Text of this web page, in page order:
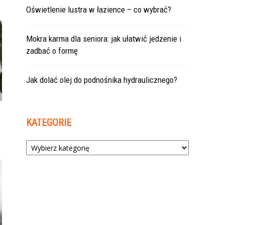
Oświetlenie lustra w łazience – co wybrać?
Mokra karma dla seniora: jak ułatwić jedzenie i
zadbać o formę
Jak dolać olej do podnośnika hydraulicznego?
KATEGORIE
Kategorie